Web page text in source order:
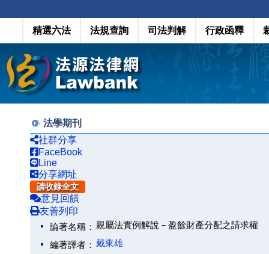
精選六法 法規查詢 司法判解 行政函釋
法學期刊
社群分享
FaceBook
Line
分享網址
請收錄全文
意見回饋
友善列印
論著名稱： 親屬法實例解說－盈餘財產分配之請求權
編著譯者： 戴東雄